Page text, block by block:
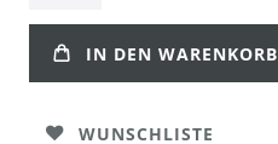
IN DEN WARENKORB
WUNSCHLISTE